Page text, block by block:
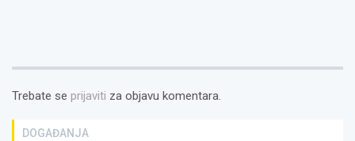
Trebate se prijaviti za objavu komentara.
DOGAĐANJA